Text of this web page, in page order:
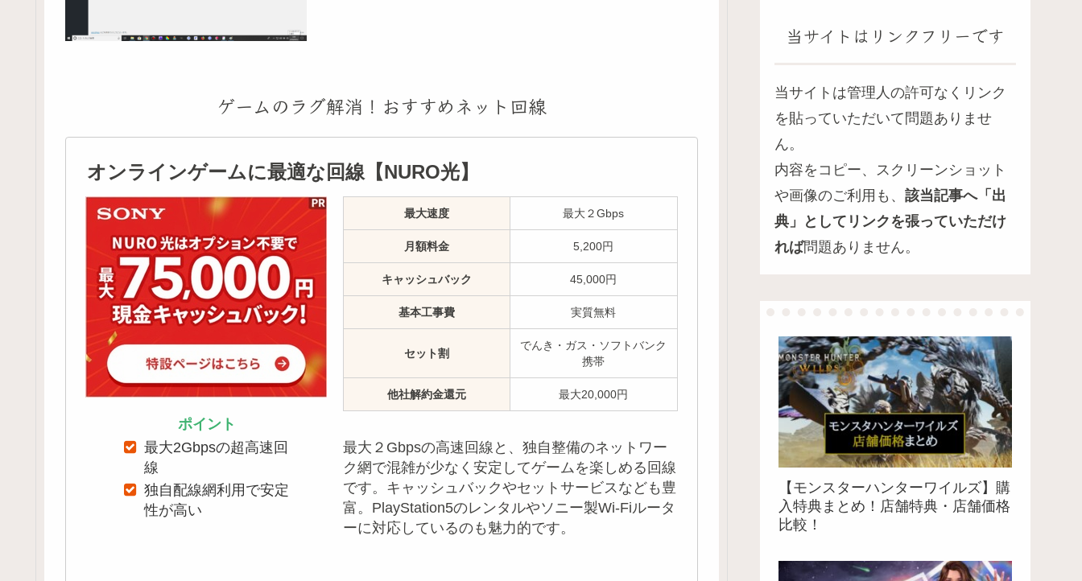
ゲームのラグ解消！おすすめネット回線
オンラインゲームに最適な回線【NURO光】
ポイント
最大2Gbpsの超高速回
線
独自配線網利用で安定
性が高い
最大速度 最大２Gbps
月額料金 5,200円
キャッシュバック 45,000円
基本工事費 実質無料
セット割
でんき・ガス・ソフトバンク
携帯
他社解約金還元 最大20,000円
最大２Gbpsの高速回線と、独自整備のネットワー
ク網で混雑が少なく安定してゲームを楽しめる回線
です。キャッシュバックやセットサービスなども豊
富。PlayStation5のレンタルやソニー製Wi-Fiルータ
ーに対応しているのも魅力的です。
当サイトはリンクフリーです
当サイトは管理人の許可なくリンク
を貼っていただいて問題ありませ
ん。
内容をコピー、スクリーンショット
や画像のご利用も、 該当記事へ「出
典」としてリンクを張っていただけ
れば問題ありません。
【モンスターハンターワイルズ】購
入特典まとめ！店舗特典・店舗価格
比較！